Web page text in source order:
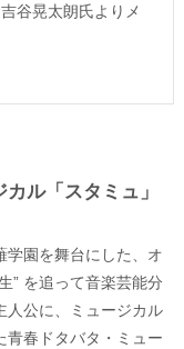
谷晃太朗氏よりメ
ル「スタミュ」
学園を舞台にした、オ
” を追って音楽芸能分
人公に、ミュージカル
青春ドタバタ・ミュー